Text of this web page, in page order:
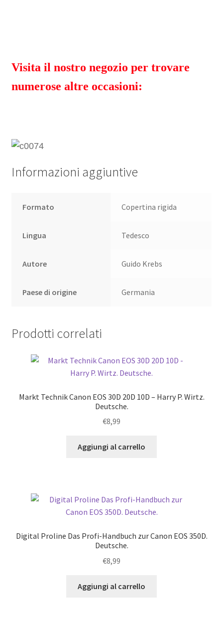
Visita il nostro negozio per trovare
numerose altre occasioni:
Informazioni aggiuntive
Formato Copertina rigida
Lingua Tedesco
Autore Guido Krebs
Paese di origine Germania
Prodotti correlati
Markt Technik Canon EOS 30D 20D 10D – Harry P. Wirtz.
Deutsche.
€8,99
Aggiungi al carrello
Digital Proline Das Profi-Handbuch zur Canon EOS 350D.
Deutsche.
€8,99
Aggiungi al carrello